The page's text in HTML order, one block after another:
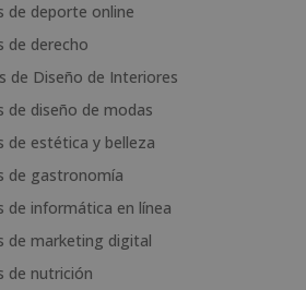
de deporte online
de derecho
de Diseño de Interiores
de diseño de modas
de estética y belleza
de gastronomía
de informática en línea
de marketing digital
de nutrición